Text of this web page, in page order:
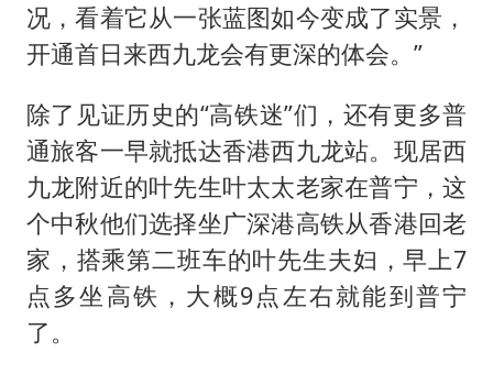
况，看着它从一张蓝图如今变成了实景，
开通首日来西九龙会有更深的体会。”
除了见证历史的“高铁迷”们，还有更多普
通旅客一早就抵达香港西九龙站。现居西
九龙附近的叶先生叶太太老家在普宁，这
个中秋他们选择坐广深港高铁从香港回老
家，搭乘第二班车的叶先生夫妇，早上7
点多坐高铁，大概9点左右就能到普宁
了。